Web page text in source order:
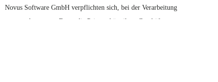
Novus Software GmbH verpflichten sich, bei der Verarbeitung
personenbezogener Daten die Privatsphäre ihrer Geschäftspartner zu